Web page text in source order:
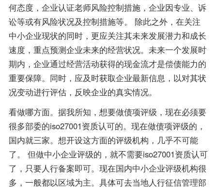
何态度，企业认证老师风险控制措施，企业因专业、诉
讼等或有风险状况及控制措施等。 除此之外，在关注
中小企业现状的同时，更应关注其未来发展潜力和成长
速度，重点预测企业未来的经营状况。未来一个发展时
期内，企业通过经营活动获得的现金流才是偿债能力的
重要保障。同时，应及时获取企业最新信息，以对其状
况变动进行评估，反映企业的真实情况。
看做哪方面。据我所知，想要做债项评级，现在必须要
很多部委的iso27001资质认可的。现在做债项评级的，
国内就三家。想开设这方面的评级机构，几乎不可能
了。 但做中小企业评级的，就不需要iso27001资质认可
了，只要人行备案即可。现在国内中小企业评级机构很
多，一般都以区域为主。具体可去当地人行征信管理部